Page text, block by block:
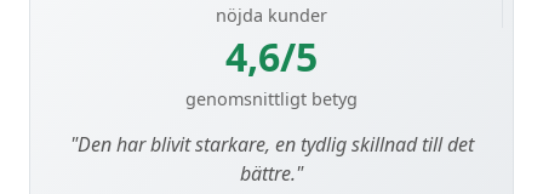
nöjda kunder
4,6/5
genomsnittligt betyg
"Den har blivit starkare, en tydlig skillnad till det
bättre."